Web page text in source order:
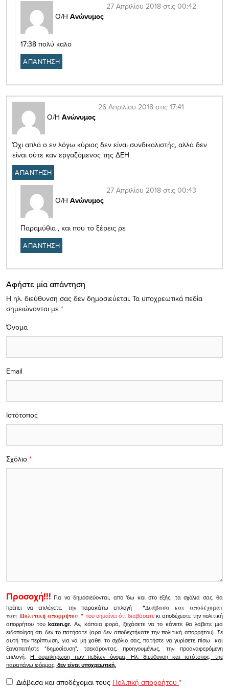
Ο/Η Ανώνυμος
27 Απριλίου 2018 στις 00:42
17:38 πολύ καλο
ΑΠΑΝΤΗΣΗ
Ο/Η Ανώνυμος
26 Απριλίου 2018 στις 17:41
Όχι απλά ο εν λόγω κύριος δεν είναι συνδικαλιστής, αλλά δεν
είναι ούτε καν εργαζόμενος της ΔΕΗ
ΑΠΑΝΤΗΣΗ
Ο/Η Ανώνυμος
27 Απριλίου 2018 στις 00:43
Παραμύθια , και που το ξέρεις ρε
ΑΠΑΝΤΗΣΗ
Αφήστε μία απάντηση
Η ηλ. διεύθυνση σας δεν δημοσιεύεται. Τα υποχρεωτικά πεδία
σημειώνονται με *
Σχόλιο *
Όνομα
Email
Ιστότοπος
Προσοχή!!! Για να δημοσιεύονται, από 'δω και στο εξής, τα σχόλιά σας, θα
πρέπει να επιλέγετε, την παρακάτω επιλογή
"Διάβασα και αποδέχομαι
τουςΠολιτική απορρήτου" που σημαίνει ότι διαβάσατεκι αποδέχεστε την πολιτική
απορρήτου τουkozan.gr. Αν, κάποια φορά, ξεχάσετε να το κάνετε θα λάβετε μια
ειδοποίηση ότι δεν το πατήσατε (αρα δεν αποδεχτήκατε την πολιτική απορρήτου). Σε
αυτή την περίπτωση, για να μη χαθεί το σχόλιο σας, πατήστε να γυρίσετε πίσω και
ξαναπατήστε "δημοσίευση", τσεκάροντας, προηγουμένως, την προαναφερόμενη
επιλογή.Η συμπλήρωση των πεδίων όνομα, Ηλ. διεύθυνση και ιστότοπος, της
παραπάνω φόρμας, δεν είναι υποχρεωτική.
Διάβασα και αποδέχομαι τους Πολιτική απορρήτου *